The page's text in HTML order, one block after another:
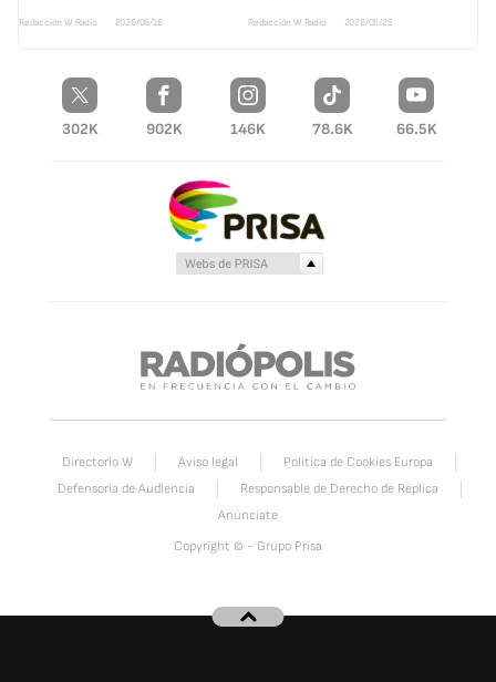
Redacción W Radio 2026/06/16 Redacción W Radio 2026/05/25
302K 902K 146K 78.6K 66.5K
Directorio W Aviso legal
Política de Cookies Europa
Defensoria de Audiencia
Responsable de Derecho de Réplica
Anúnciate
Copyright © - Grupo Prisa